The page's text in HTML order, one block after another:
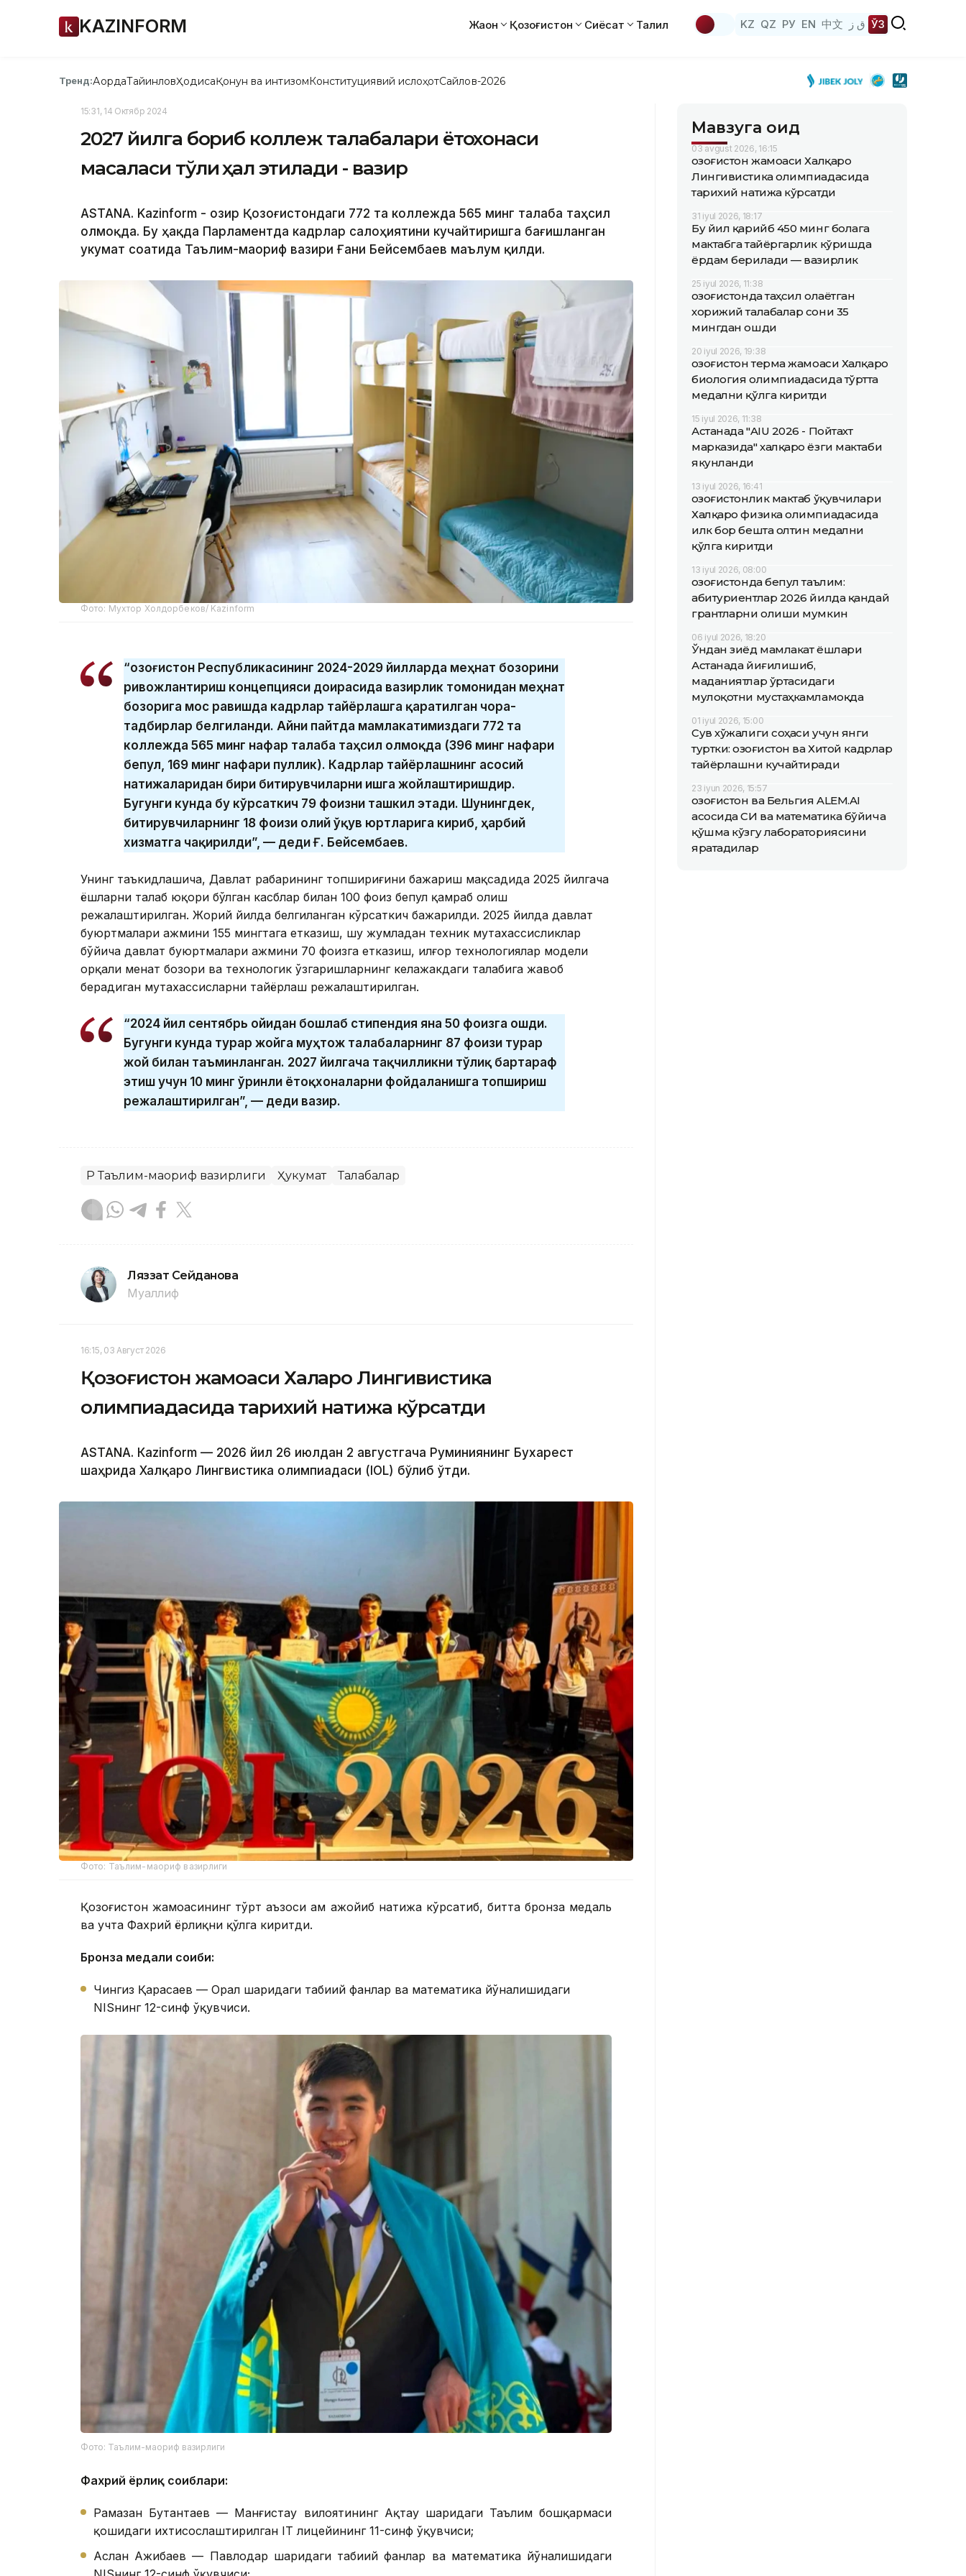
KAZINFORM Жаҳон Қозоғистон Сиёсат Таҳлил KZ QZ РУ EN 中文 ق ز ЎЗ
Тренд:АқордаТайинловҲодисаҚонун ва интизомКонституциявий ислоҳотСайлов-2026
15:31, 14 Октябр 2024
2027 йилга бориб коллеж талабалари ётоқхонаси
масаласи тўлиқ ҳал этилади - вазир
ASTANA. Kazinform - Ҳозир Қозоғистондаги 772 та коллежда 565 минг талаба таҳсил
олмоқда. Бу ҳақда Парламентда кадрлар салоҳиятини кучайтиришга бағишланган
Ҳукумат соатида Таълим-маориф вазири Ғани Бейсембаев маълум қилди.
Фото: Мухтор Холдорбеков/ Kazinform
“Қозоғистон Республикасининг 2024-2029 йилларда меҳнат бозорини
ривожлантириш концепцияси доирасида вазирлик томонидан меҳнат
бозорига мос равишда кадрлар тайёрлашга қаратилган чора-
тадбирлар белгиланди. Айни пайтда мамлакатимиздаги 772 та
коллежда 565 минг нафар талаба таҳсил олмоқда (396 минг нафари
бепул, 169 минг нафари пуллик). Кадрлар тайёрлашнинг асосий
натижаларидан бири битирувчиларни ишга жойлаштиришдир.
Бугунги кунда бу кўрсаткич 79 фоизни ташкил этади. Шунингдек,
битирувчиларнинг 18 фоизи олий ўқув юртларига кириб, ҳарбий
хизматга чақирилди”, — деди Ғ. Бейсембаев.
Унинг таъкидлашича, Давлат раҳбарининг топшириғини бажариш мақсадида 2025 йилгача
ёшларни талаб юқори бўлган касблар билан 100 фоиз бепул қамраб олиш
режалаштирилган. Жорий йилда белгиланган кўрсаткич бажарилди. 2025 йилда давлат
буюртмалари ҳажмини 155 мингтага етказиш, шу жумладан техник мутахассисликлар
бўйича давлат буюртмалари ҳажмини 70 фоизга етказиш, илғор технологиялар модели
орқали меҳнат бозори ва технологик ўзгаришларнинг келажакдаги талабига жавоб
берадиган мутахассисларни тайёрлаш режалаштирилган.
“2024 йил сентябрь ойидан бошлаб стипендия яна 50 фоизга ошди.
Бугунги кунда турар жойга муҳтож талабаларнинг 87 фоизи турар
жой билан таъминланган. 2027 йилгача тақчилликни тўлиқ бартараф
этиш учун 10 минг ўринли ётоқхоналарни фойдаланишга топшириш
режалаштирилган”, — деди вазир.
ҚР Таълим-маориф вазирлиги Ҳукумат Талабалар
Ляззат Сейданова
Муаллиф
16:15, 03 Август 2026
Қозоғистон жамоаси Халқаро Лингивистика
олимпиадасида тарихий натижа кўрсатди
ASTANА. Кazinform — 2026 йил 26 июлдан 2 августгача Руминиянинг Бухарест
шаҳрида Халқаро Лингвистика олимпиадаси (IOL) бўлиб ўтди.
Фото: Таълим-маориф вазирлиги
Қозоғистон жамоасининг тўрт аъзоси ҳам ажойиб натижа кўрсатиб, битта бронза медаль
ва учта Фахрий ёрлиқни қўлга киритди.
Бронза медали соҳиби:
Чингиз Қарасаев — Орал шаҳридаги табиий фанлар ва математика йўналишидаги
NISнинг 12-синф ўқувчиси.
Фото: Таълим-маориф вазирлиги
Фахрий ёрлиқ соҳиблари:
Рамазан Бутантаев — Манғистау вилоятининг Ақтау шаҳридаги Таълим бошқармаси
қошидаги ихтисослаштирилган IТ лицейининг 11-синф ўқувчиси;
Аслан Ажибаев — Павлодар шаҳридаги табиий фанлар ва математика йўналишидаги
Мавзуга оид
03 avgust 2026, 16:15
Қозоғистон жамоаси Халқаро
Лингивистика олимпиадасида
тарихий натижа кўрсатди
31 iyul 2026, 18:17
Бу йил қарийб 450 минг болага
мактабга тайёргарлик кўришда
ёрдам берилади — вазирлик
25 iyul 2026, 11:38
Қозоғистонда таҳсил олаётган
хорижий талабалар сони 35
мингдан ошди
20 iyul 2026, 19:38
Қозоғистон терма жамоаси Халқаро
биология олимпиадасида тўртта
медални қўлга киритди
15 iyul 2026, 11:38
Астанада "AIU 2026 - Пойтахт
марказида" халқаро ёзги мактаби
якунланди
13 iyul 2026, 16:41
Қозоғистонлик мактаб ўқувчилари
Халқаро физика олимпиадасида
илк бор бешта олтин медални
қўлга киритди
13 iyul 2026, 08:00
Қозоғистонда бепул таълим:
абитуриентлар 2026 йилда қандай
грантларни олиши мумкин
06 iyul 2026, 18:20
Ўндан зиёд мамлакат ёшлари
Астанада йиғилишиб,
маданиятлар ўртасидаги
мулоқотни мустаҳкамламоқда
01 iyul 2026, 15:00
Сув хўжалиги соҳаси учун янги
туртки: Қозоғистон ва Хитой кадрлар
тайёрлашни кучайтиради
23 iyun 2026, 15:57
Қозоғистон ва Бельгия ALEM.AI
асосида СИ ва математика бўйича
қўшма кўзгу лабораториясини
яратадилар